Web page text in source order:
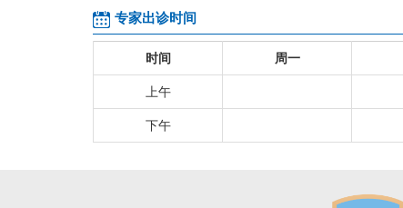
专家出诊时间
时间 周一
上午
下午